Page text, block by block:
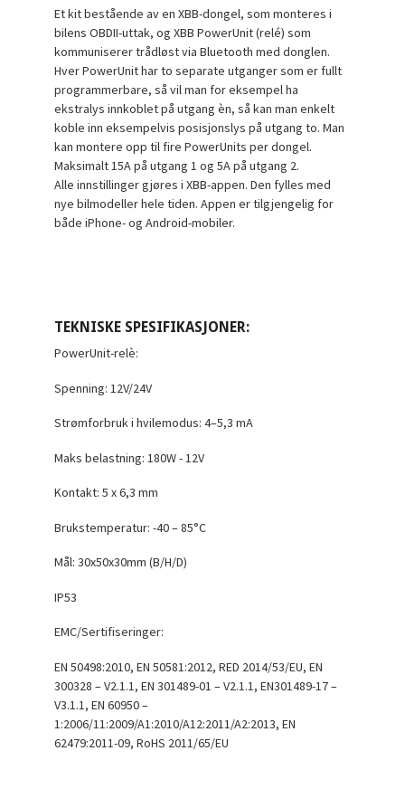
Et kit bestående av en XBB-dongel, som monteres i
bilens OBDII-uttak, og XBB PowerUnit (relé) som
kommuniserer trådløst via Bluetooth med donglen.
Hver PowerUnit har to separate utganger som er fullt
programmerbare, så vil man for eksempel ha
ekstralys innkoblet på utgang èn, så kan man enkelt
koble inn eksempelvis posisjonslys på utgang to. Man
kan montere opp til fire PowerUnits per dongel.
Maksimalt 15A på utgang 1 og 5A på utgang 2.
Alle innstillinger gjøres i XBB-appen. Den fylles med
nye bilmodeller hele tiden. Appen er tilgjengelig for
både iPhone- og Android-mobiler.
TEKNISKE SPESIFIKASJONER:
PowerUnit-relè:
Spenning: 12V/24V
Strømforbruk i hvilemodus: 4–5,3 mA
Maks belastning: 180W - 12V
Kontakt: 5 x 6,3 mm
Brukstemperatur: -40 – 85°C
Mål: 30x50x30mm (B/H/D)
IP53
EMC/Sertifiseringer:
EN 50498:2010, EN 50581:2012, RED 2014/53/EU, EN
300328 – V2.1.1, EN 301489-01 – V2.1.1, EN301489-17 –
V3.1.1, EN 60950 –
1:2006/11:2009/A1:2010/A12:2011/A2:2013, EN
62479:2011-09, RoHS 2011/65/EU